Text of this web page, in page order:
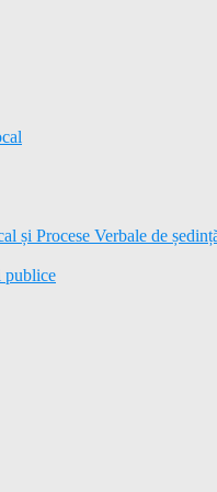
și Procese Verbale de
publice